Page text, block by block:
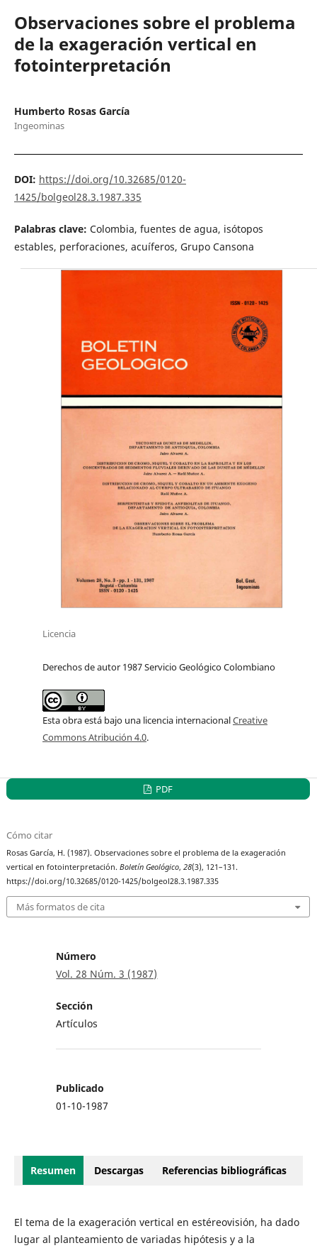
Observaciones sobre el problema
de la exageración vertical en
fotointerpretación
Humberto Rosas García
Ingeominas
DOI: https://doi.org/10.32685/0120-
1425/bolgeol28.3.1987.335
Palabras clave: Colombia, fuentes de agua, isótopos
estables, perforaciones, acuíferos, Grupo Cansona
Licencia
Derechos de autor 1987 Servicio Geológico Colombiano
Esta obra está bajo una licencia internacionalCreative
Commons Atribución 4.0.
PDF
Cómo citar
Rosas García, H. (1987). Observaciones sobre el problema de la exageración
vertical en fotointerpretación.Boletín Geológico,28(3), 121–131.
https://doi.org/10.32685/0120-1425/bolgeol28.3.1987.335
Más formatos de cita
Número
Vol. 28 Núm. 3 (1987)
Sección
Artículos
Publicado
01-10-1987
Resumen Descargas Referencias bibliográficas
El tema de la exageración vertical en estéreovisión, ha dado
lugar al planteamiento de variadas hipótesis y a la